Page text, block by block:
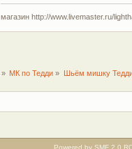
магазин http://www.livemaster.ru/
» МК по Тедди » Шьём мишку
Powered by SMF 2.0